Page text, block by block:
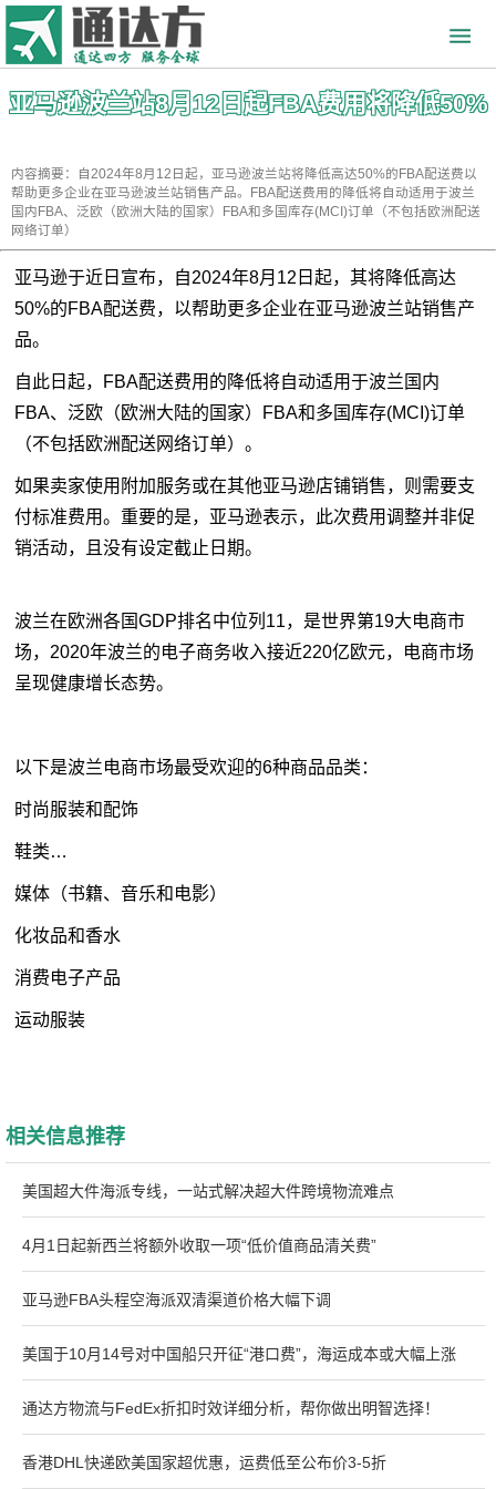
亚马逊波兰站8月12日起FBA费用将降低50%
内容摘要：自2024年8月12日起，亚马逊波兰站将降低高达50%的FBA配送费以
帮助更多企业在亚马逊波兰站销售产品。FBA配送费用的降低将自动适用于波兰
国内FBA、泛欧（欧洲大陆的国家）FBA和多国库存(MCI)订单（不包括欧洲配送
网络订单）
亚马逊于近日宣布，自2024年8月12日起，其将降低高达
50%的FBA配送费，以帮助更多企业在亚马逊波兰站销售产
品。
自此日起，FBA配送费用的降低将自动适用于波兰国内
FBA、泛欧（欧洲大陆的国家）FBA和多国库存(MCI)订单
（不包括欧洲配送网络订单）。
如果卖家使用附加服务或在其他亚马逊店铺销售，则需要支
付标准费用。重要的是，亚马逊表示，此次费用调整并非促
销活动，且没有设定截止日期。
波兰在欧洲各国GDP排名中位列11，是世界第19大电商市
场，2020年波兰的电子商务收入接近220亿欧元，电商市场
呈现健康增长态势。
以下是波兰电商市场最受欢迎的6种商品品类：
时尚服装和配饰
鞋类…
媒体（书籍、音乐和电影）
化妆品和香水
消费电子产品
运动服装
相关信息推荐
美国超大件海派专线，一站式解决超大件跨境物流难点
4月1日起新西兰将额外收取一项“低价值商品清关费”
亚马逊FBA头程空海派双清渠道价格大幅下调
美国于10月14号对中国船只开征“港口费”，海运成本或大幅上涨
通达方物流与FedEx折扣时效详细分析，帮你做出明智选择！
香港DHL快递欧美国家超优惠，运费低至公布价3-5折